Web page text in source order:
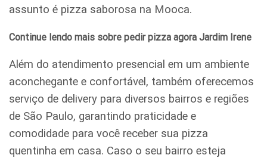
assunto é pizza saborosa na Mooca.
Continue lendo mais sobre pedir pizza agora Jardim Irene
Além do atendimento presencial em um ambiente
aconchegante e confortável, também oferecemos
serviço de delivery para diversos bairros e regiões
de São Paulo, garantindo praticidade e
comodidade para você receber sua pizza
quentinha em casa. Caso o seu bairro esteja